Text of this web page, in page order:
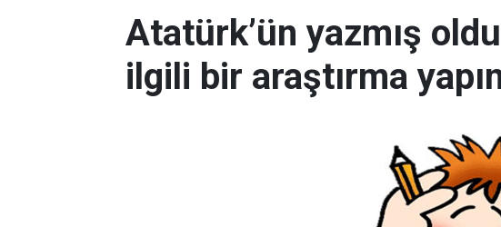
Atatürk’ün yazmış
ilgili bir araştırma